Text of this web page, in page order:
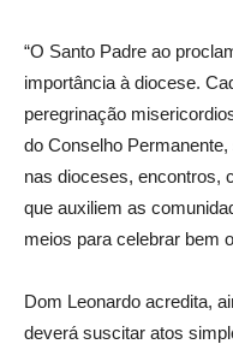
“O Santo Padre ao
importância à diocese.
peregrinação
do Conselho
nas dioceses, encontros,
que auxiliem as
meios para celebrar bem
Dom Leonardo acredita,
deverá suscitar atos